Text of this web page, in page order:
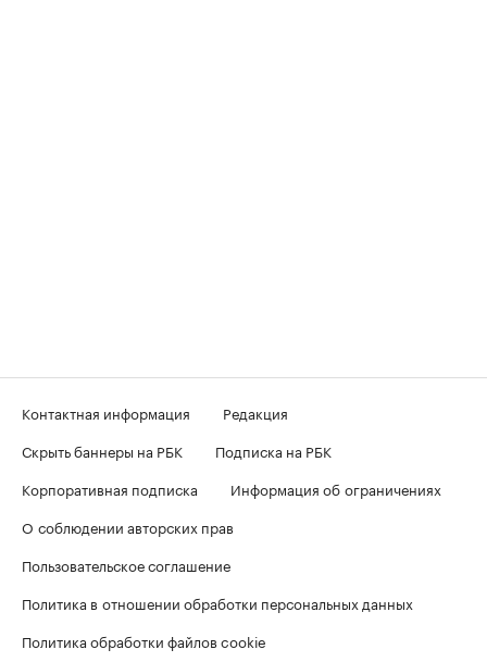
Контактная информация
Редакция
Скрыть баннеры на РБК
Подписка на РБК
Корпоративная подписка
Информация об ограничениях
О соблюдении авторских прав
Пользовательское соглашение
Политика в отношении обработки персональных данных
Политика обработки файлов cookie